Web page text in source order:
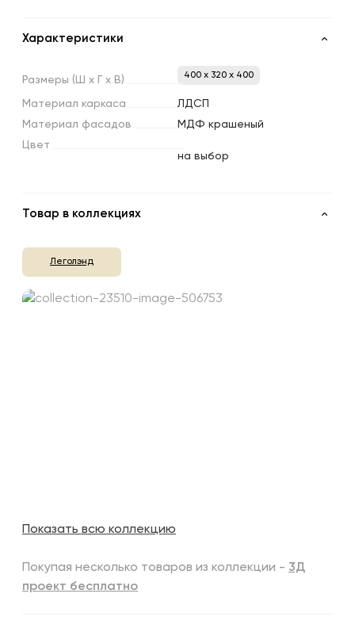
Характеристики
Размеры (Ш х х В) 400 x 320 x 400
Материал каркаса
ЛДСП
Материал фасадов
МДФ крашеный
Цвет
на выбор
Товар в коллекциях
Леголэнд
Показать всю коллекцию
Покупая несколько товаров из коллекции - 3Д
проект бесплатно